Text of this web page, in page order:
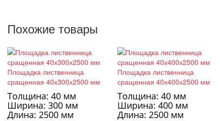
Похожие товары
Площадка лиственница
сращенная 40х300х2500 мм
Толщина: 40 мм
Ширина: 300 мм
Длина: 2500 мм
Площадка лиственница
сращенная 40х400х2500 мм
Толщина: 40 мм
Ширина: 400 мм
Длина: 2500 мм